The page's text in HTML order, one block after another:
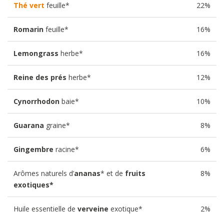
Thé vert feuille* 22%
Romarin feuille* 16%
Lemongrass herbe* 16%
Reine des prés herbe* 12%
Cynorrhodon baie* 10%
Guarana graine* 8%
Gingembre racine* 6%
Arômes naturels d’ananas* et de fruits
exotiques*
8%
Huile essentielle de verveine exotique* 2%